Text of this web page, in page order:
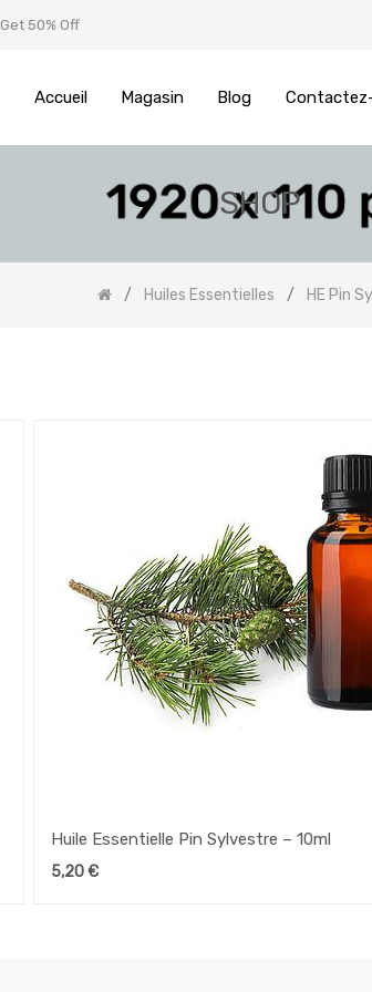
Get 50% Off
Accueil Magasin Blog
SHOP
Huiles Essentielles HE Pin
Huile Essentielle Pin Sylvestre – 10ml
5,20€